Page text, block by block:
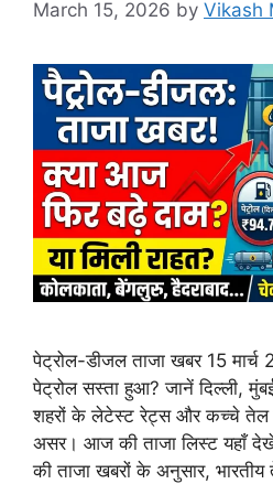
March 15, 2026 by Vikash
पेट्रोल-डीजल ताजा खबर 15
पेट्रोल सस्ता हुआ? जानें दिल्ली,
शहरों के लेटेस्ट रेट्स और कच्चे तेल
असर। आज की ताजा लिस्ट यहाँ
की ताजा खबरों के अनुसार, भारतीय